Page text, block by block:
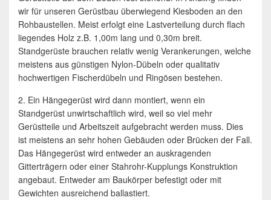
wir für unseren Gerüstbau überwiegend Kiesboden an den
Rohbaustellen. Meist erfolgt eine Lastverteilung durch flach
liegendes Holz z.B. 1,00m lang und 0,30m breit.
Standgerüste brauchen relativ wenig Verankerungen, welche
meistens aus günstigen Nylon-Dübeln oder qualitativ
hochwertigen Fischerdübeln und Ringösen bestehen.
2. Ein Hängegerüst wird dann montiert, wenn ein
Standgerüst unwirtschaftlich wird, weil so viel mehr
Gerüstteile und Arbeitszeit aufgebracht werden muss. Dies
ist meistens an sehr hohen Gebäuden oder Brücken der Fall.
Das Hängegerüst wird entweder an auskragenden
Gitterträgern oder einer Stahrohr-Kupplungs Konstruktion
angebaut. Entweder am Baukörper befestigt oder mit
Gewichten ausreichend ballastiert.